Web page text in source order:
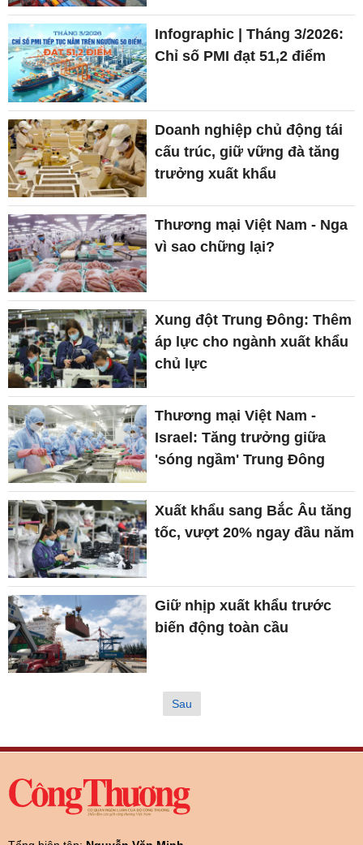
Infographic | Tháng 3/2026:
Chỉ số PMI đạt 51,2 điểm
Doanh nghiệp chủ động tái
cấu trúc, giữ vững đà tăng
trưởng xuất khẩu
Thương mại Việt Nam - Nga
vì sao chững lại?
Xung đột Trung Đông: Thêm
áp lực cho ngành xuất khẩu
chủ lực
Thương mại Việt Nam -
Israel: Tăng trưởng giữa
'sóng ngầm' Trung Đông
Xuất khẩu sang Bắc Âu tăng
tốc, vượt 20% ngay đầu năm
Giữ nhịp xuất khẩu trước
biến động toàn cầu
Sau